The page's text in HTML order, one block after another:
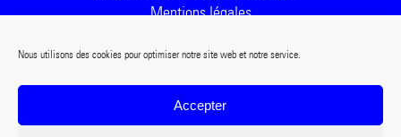
Nous utilisons des cookies pour optimiser notre site web et notre service.
Accepter
Mentions légales